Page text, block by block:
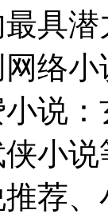
具
络小
说
小
荐